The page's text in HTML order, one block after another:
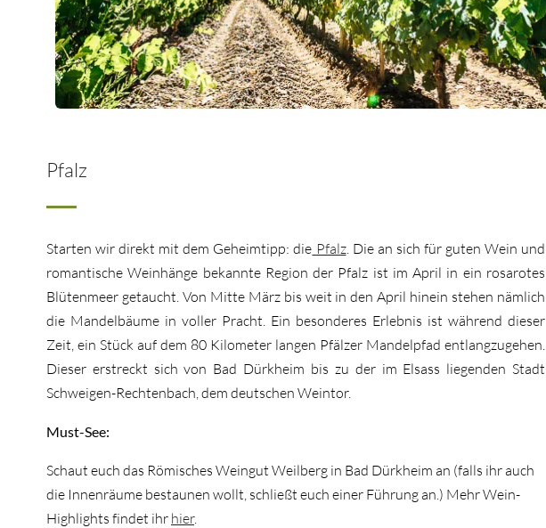
Pfalz
Starten wir direkt mit dem Geheimtipp: die Pfalz. Die an sich für guten Wein und
romantische Weinhänge bekannte Region der Pfalz ist im April in ein rosarotes
Blütenmeer getaucht. Von Mitte März bis weit in den April hinein stehen nämlich
die Mandelbäume in voller Pracht. Ein besonderes Erlebnis ist während dieser
Zeit, ein Stück auf dem 80 Kilometer langen Pfälzer Mandelpfad entlangzugehen.
Dieser erstreckt sich von Bad Dürkheim bis zu der im Elsass liegenden Stadt
Schweigen-Rechtenbach, dem deutschen Weintor.
Must-See:
Schaut euch das Römisches Weingut Weilberg in Bad Dürkheim an (falls ihr auch
die Innenräume bestaunen wollt, schließt euch einer Führung an.) Mehr Wein-
Highlights findet ihr hier.